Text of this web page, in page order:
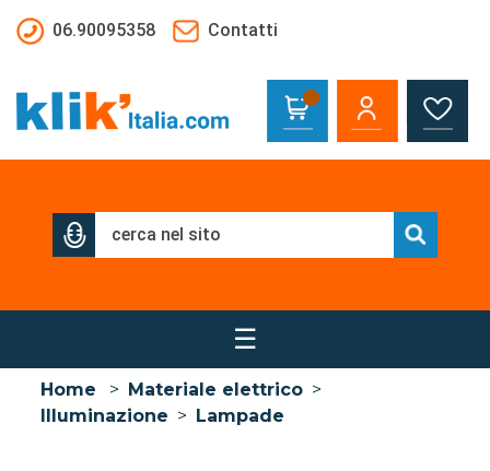
06.90095358
Contatti
☰
Home > Materiale elettrico >
Illuminazione > Lampade